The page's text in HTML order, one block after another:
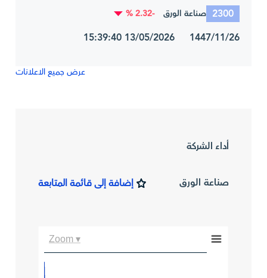
2300 صناعة الورق -2.32 %
1447/11/26 13/05/2026 15:39:40
عرض جميع الاعلانات
أداء الشركة
صناعة الورق إضافة إلى قائمة المتابعة
Zoom ▾